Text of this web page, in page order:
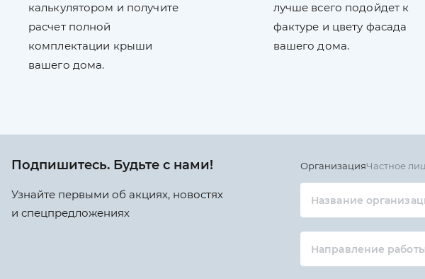
калькулятором и получите
расчет полной
комплектации крыши
вашего дома.
лучше всего подойдет к
фактуре и цвету фасада
вашего дома.
Подпишитесь. Будьте с нами!
Узнайте первыми об акциях, новостях
и спецпредложениях
ОрганизацияЧастное
Название
Направление